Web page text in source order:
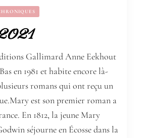
Gallimard Anne Eekhout
en 1981 et habite encore là-
romans qui ont reçu un
est son premier roman a
En 1812, la jeune Mary
séjourne en Écosse dans la